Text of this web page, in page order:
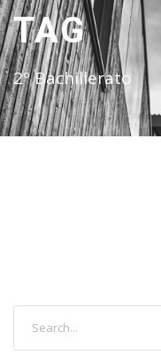
TAG
2º Bachillerato